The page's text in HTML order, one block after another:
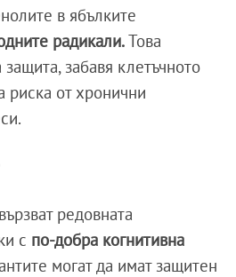
в ябълките
радикали.Това
забавя клетъчното
риска от хронични
редовната
с по-добра когнитивна
могат да имат защитен